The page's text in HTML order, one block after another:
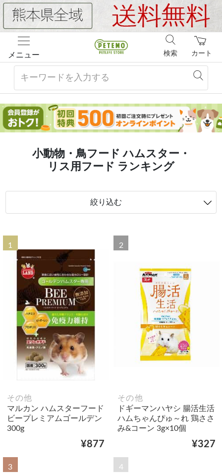
メニュー カート
検索
小動物・鳥フード ハムスター・
リス用フード ランキング
絞り込む
1
その他
マルカン ハムスターフード
ビープレミアムゴールデン
300g
¥877
2
その他
ドギーマンハヤシ 腸活生活
ハムちゃんぴゅ～れ 鶏ささ
み&コーン 3g×10個
¥327
3 4